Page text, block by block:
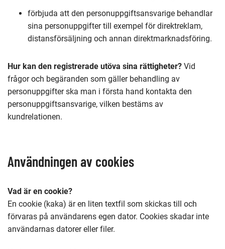
förbjuda att den personuppgiftsansvarige behandlar
sina personuppgifter till exempel för direktreklam,
distansförsäljning och annan direktmarknadsföring.
Hur kan den registrerade utöva sina rättigheter? Vid
frågor och begäranden som gäller behandling av
personuppgifter ska man i första hand kontakta den
personuppgiftsansvarige, vilken bestäms av
kundrelationen.
Användningen av cookies
Vad är en cookie?
En cookie (kaka) är en liten textfil som skickas till och
förvaras på användarens egen dator. Cookies skadar inte
användarnas datorer eller filer.